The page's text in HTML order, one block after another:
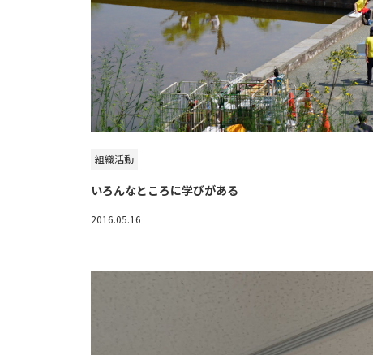
組織活動
いろんなところに学びがある
2016.05.16